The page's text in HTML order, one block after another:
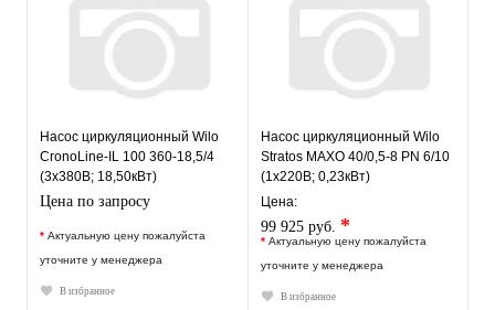
Насос циркуляционный Wilo
CronoLine-IL 100 360-18,5/4
(3х380В; 18,50кВт)
Цена по запросу
* Актуальную цену пожалуйста
уточните у менеджера
В избранное
Насос циркуляционный Wilo
Stratos MAXO 40/0,5-8 PN 6/10
(1х220В; 0,23кВт)
Цена:
99 925 руб. *
* Актуальную цену пожалуйста
уточните у менеджера
В избранное